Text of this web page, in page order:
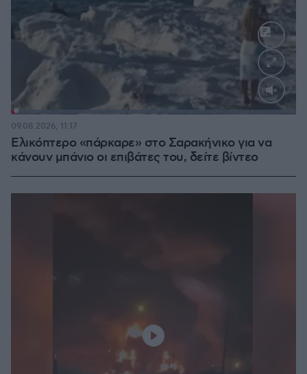
Loaded
Ελικόπτερο «πάρκαρε» στο Σαρακήνικο για να
κάνουν μπάνιο οι επιβάτες του, δείτε βίντεο
09.08.2026, 11:17